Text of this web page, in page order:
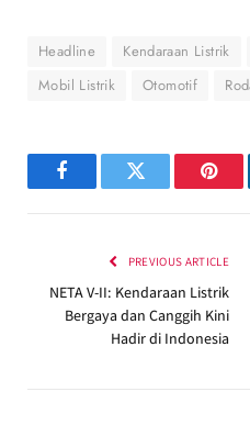
Headline Kendaraan Listrik
Mobil Listrik
Otomotif
FacebookTwitter
PREVIOUS ARTICLE
NETA V-II: Kendaraan Listrik
Bergaya dan Canggih Kini
Hadir di Indonesia